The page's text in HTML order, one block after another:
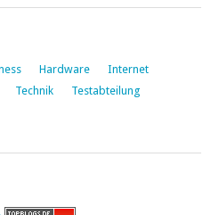
Hardware
Internet
Technik
Testabteilung